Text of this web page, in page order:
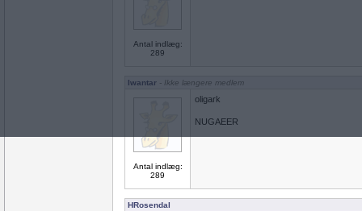
Antal indlæg:
289
Iwantar - Ikke længere medlem
Antal indlæg:
289
oligark
NUGAEER
HRosendal